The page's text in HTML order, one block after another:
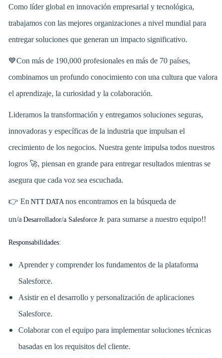
Como líder global en innovación empresarial y tecnológica,
trabajamos con las mejores organizaciones a nivel mundial para
entregar soluciones que generan un impacto significativo.
💙Con más de 190,000 profesionales en más de 70 países,
combinamos un profundo conocimiento con una cultura que valora
el aprendizaje, la curiosidad y la colaboración.
Lideramos la transformación y entregamos soluciones seguras,
innovadoras y específicas de la industria que impulsan el
crecimiento de los negocios. Nuestra gente impulsa todos nuestros
logros 🚀, piensan en grande para entregar resultados mientras se
asegura que cada voz sea escuchada.
👉 EnNTT DATA nos encontramos en la búsqueda de
un/a Desarrollador/a Salesforce Jr. para sumarse a nuestro equipo!!
Responsabilidades:
Aprender y comprender los fundamentos de la plataforma
Salesforce.
Asistir en el desarrollo y personalización de aplicaciones
Salesforce.
Colaborar con el equipo para implementar soluciones técnicas
basadas en los requisitos del cliente.